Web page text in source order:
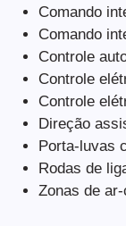
Comando
Comando
Controle
Controle
Controle
Direção
Porta-luvas
Rodas de
Zonas de